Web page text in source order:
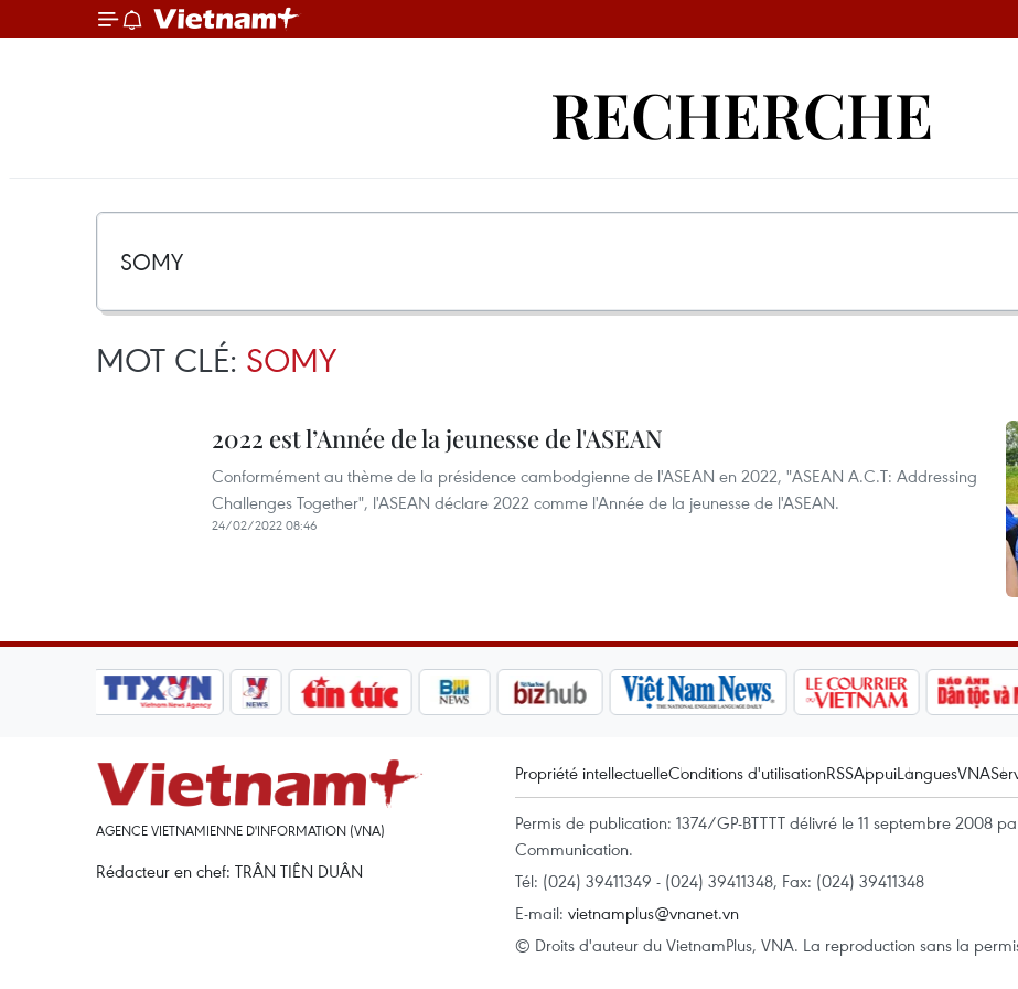
RECHERCHE
MOT CLÉ: SOMY
2022 est l’Année de la jeunesse de l'ASEAN
Conformément au thème de la présidence cambodgienne de l'ASEAN en 2022, "ASEAN A.C.T: Addressing
Challenges Together", l'ASEAN déclare 2022 comme l'Année de la jeunesse de l'ASEAN.
24/02/2022 08:46
AGENCE VIETNAMIENNE D'INFORMATION (VNA)
Rédacteur en chef: TRÂN TIÊN DUÂN
Propriété intellectuelleConditions d'utilisationRSSAppuiLanguesVNA
Permis de publication: 1374/GP-BTTTT délivré le 11 septembre 2008
Communication.
Tél: (024) 39411349 - (024) 39411348, Fax: (024) 39411348
E-mail: vietnamplus@vnanet.vn
© Droits d'auteur du VietnamPlus, VNA. La reproduction sans la